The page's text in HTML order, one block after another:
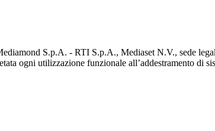
S.p.A. - RTI S.p.A., Mediaset N.V., sede
ogni utilizzazione funzionale all’addestramento di